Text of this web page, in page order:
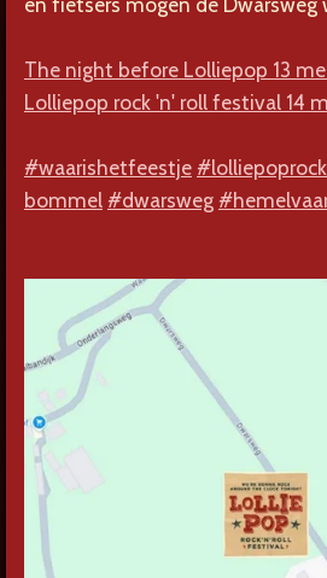
The night before Lolliepop 13
Lolliepop rock 'n' roll festival 14
#waarishetfeestje
bommel #dwarsweg